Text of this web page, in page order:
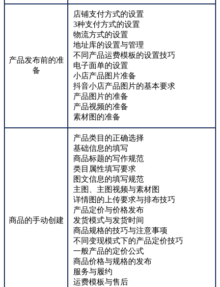
产品发布前的准
备
店铺支付方式的设置
3种支付方式的设置
物流方式的设置
地址库的设置与管理
不同产品运费模板的设置技巧
电子面单的设置
小店产品图片准备
抖音小店产品图片的基本要求
产品图片的准备
产品视频的准备
素材图的准备
商品的手动创建
产品类目的正确选择
基础信息的填写
商品标题的写作规范
类目属性填写要求
图文信息的填写规范
主图、主图视频与素材图
详情图的上传要求与排布技巧
产品定价与价格发布
发货模式与发货时间
商品规格的技巧与注意事项
不同变现模式下的产品定价技巧
一般产品的定价公式
商品价格与规格的发布
服务与履约
运费模板与售后